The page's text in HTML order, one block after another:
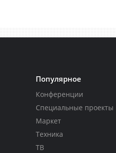
Популярное
Конференции
Специальные проекты
Маркет
Техника
ТВ